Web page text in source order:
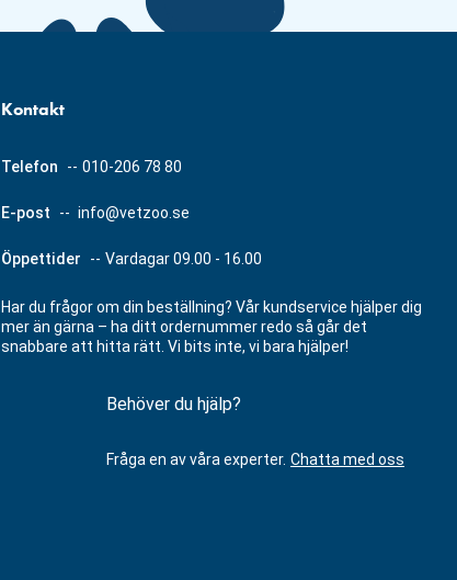
Kontakt
Telefon -- 010-206 78 80
E-post -- info@vetzoo.se
Öppettider -- Vardagar 09.00 - 16.00
Har du frågor om din beställning? Vår kundservice hjälper dig
mer än gärna – ha ditt ordernummer redo så går det
snabbare att hitta rätt. Vi bits inte, vi bara hjälper!
Behöver du hjälp?
Fråga en av våra experter. Chatta med oss